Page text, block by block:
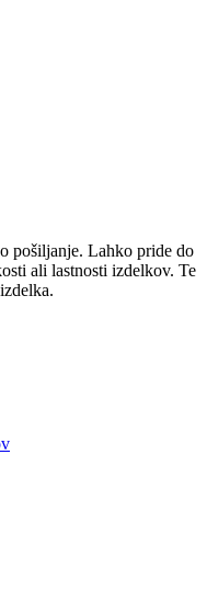
pošiljanje. Lahko pride do
ali lastnosti izdelkov. Te